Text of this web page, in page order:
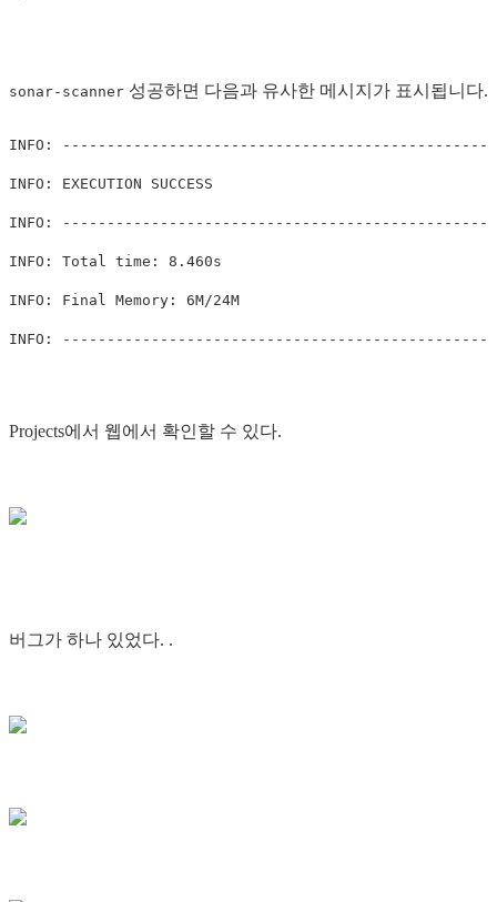
sonar-scanner 성공하면 다음과 유사한 메시지가 표시됩니다.
INFO:
INFO: EXECUTION SUCCESS
INFO:
INFO: Total time: 8.460s
INFO: Final Memory: 6M/24M
Projects에서 웹에서 확인할 수 있다.
버그가 하나 있었다. .